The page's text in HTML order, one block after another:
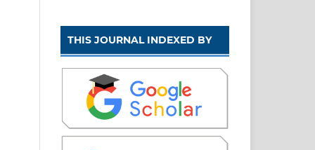
THIS JOURNAL INDEXED BY